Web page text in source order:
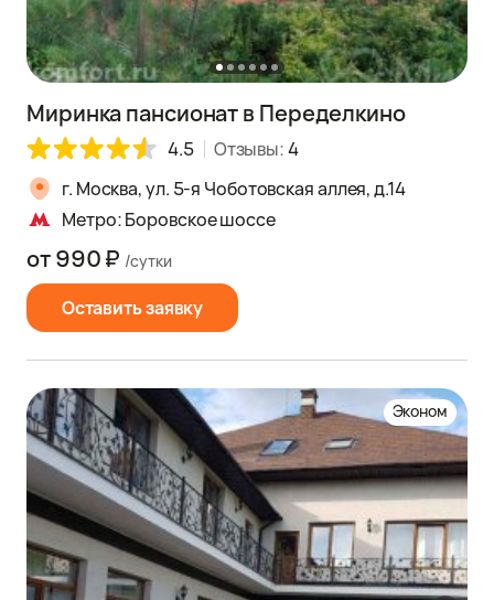
Миринка пансионат в Переделкино
4.5 Отзывы:4
г. Москва, ул. 5-я Чоботовская аллея, д.14
Метро: Боровское шоссе
Оставить заявку
от 990 ₽ /сутки
Эконом